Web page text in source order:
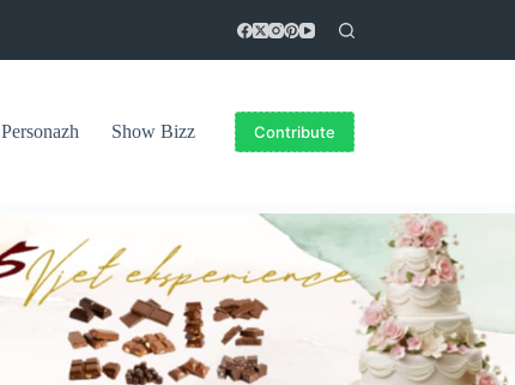
Personazh Show Bizz Contribute